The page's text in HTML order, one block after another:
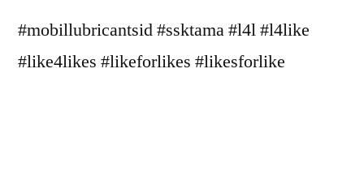
#mobillubricantsid #ssktama #l4l #l4like
#like4likes #likeforlikes #likesforlike